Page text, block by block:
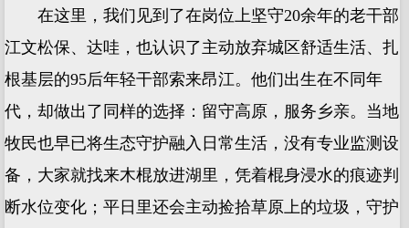
在这里，我们见到了在岗位上坚守20余年的老干部
江文松保、达哇，也认识了主动放弃城区舒适生活、扎
根基层的95后年轻干部索来昂江。他们出生在不同年
代，却做出了同样的选择：留守高原，服务乡亲。当地
牧民也早已将生态守护融入日常生活，没有专业监测设
备，大家就找来木棍放进湖里，凭着棍身浸水的痕迹判
断水位变化；平日里还会主动捡拾草原上的垃圾，守护